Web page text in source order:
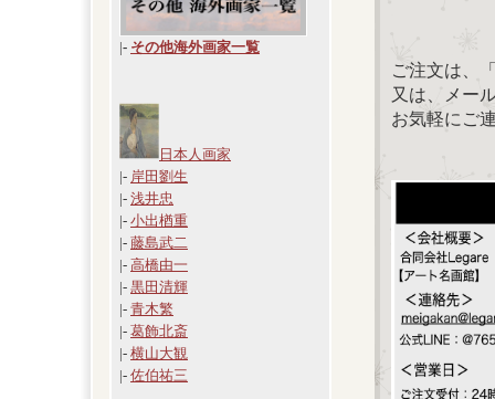
|- その他海外画家一覧
日本人画家
|- 岸田劉生
|- 浅井忠
|- 小出楢重
|- 藤島武二
|- 高橋由一
|- 黒田清輝
|- 青木繁
|- 葛飾北斎
|- 横山大観
|- 佐伯祐三
ご注文は、
又は、メー
お気軽にご